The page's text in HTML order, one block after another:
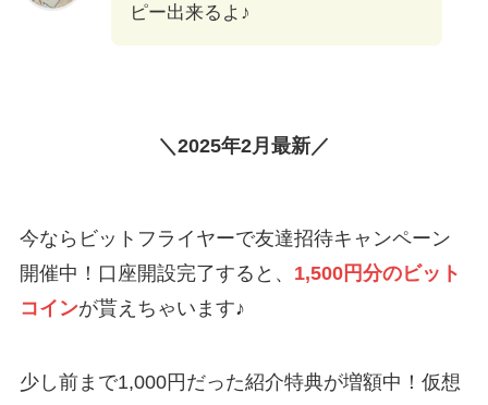
ピー出来るよ♪
＼2025年2月最新／
今ならビットフライヤーで友達招待キャンペーン
開催中！口座開設完了すると、 1,500円分のビット
コインが貰えちゃいます♪
少し前まで1,000円だった紹介特典が増額中！仮想